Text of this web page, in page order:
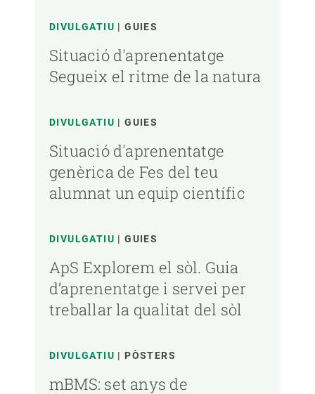
DIVULGATIU GUIES
Situació d'aprenentatge
Segueix el ritme de la natura
DIVULGATIU GUIES
Situació d'aprenentatge
genèrica de Fes del teu
alumnat un equip científic
DIVULGATIU GUIES
ApS Explorem el sòl. Guia
d’aprenentatge i servei per
treballar la qualitat del sòl
DIVULGATIU PÒSTERS
mBMS: set anys de